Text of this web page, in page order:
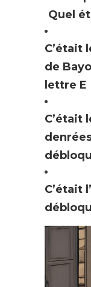
Quel
C’était
de
lettre E
C’était
C’était